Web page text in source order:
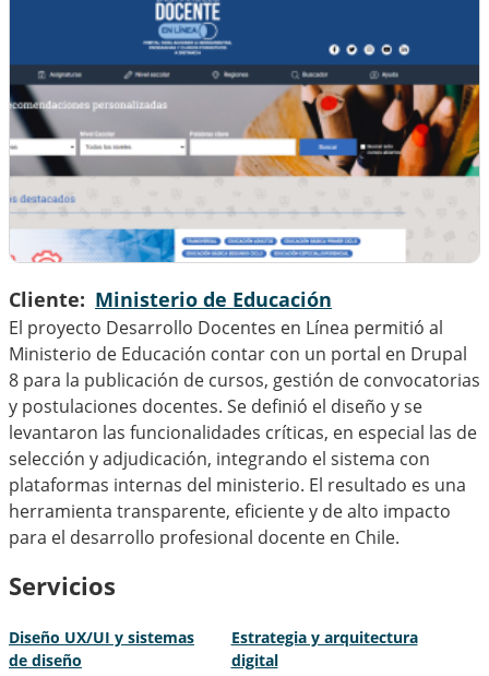
Cliente Ministerio de Educación
El proyecto Desarrollo Docentes en Línea permitió al
Ministerio de Educación contar con un portal en Drupal
8 para la publicación de cursos, gestión de convocatorias
y postulaciones docentes. Se definió el diseño y se
levantaron las funcionalidades críticas, en especial las de
selección y adjudicación, integrando el sistema con
plataformas internas del ministerio. El resultado es una
herramienta transparente, eficiente y de alto impacto
para el desarrollo profesional docente en Chile.
Servicios
Diseño UX/UI y sistemas
de diseño
Estrategia y arquitectura
digital